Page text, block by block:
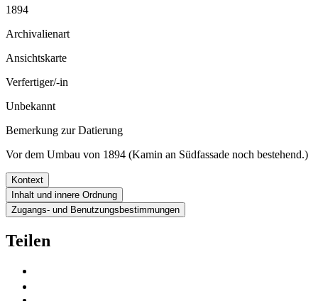
1894
Archivalienart
Ansichtskarte
Verfertiger/-in
Unbekannt
Bemerkung zur Datierung
Vor dem Umbau von 1894 (Kamin an Südfassade noch bestehend.)
Kontext
Inhalt und innere Ordnung
Zugangs- und Benutzungsbestimmungen
Teilen